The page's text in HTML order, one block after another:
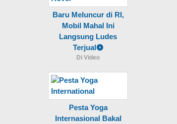
Baru Meluncur di RI,
Mobil Mahal Ini
Langsung Ludes
Terjual
Di Video
Pesta Yoga
Internasional Bakal